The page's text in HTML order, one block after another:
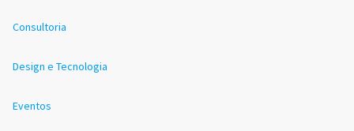
Consultoria
Design e Tecnologia
Eventos